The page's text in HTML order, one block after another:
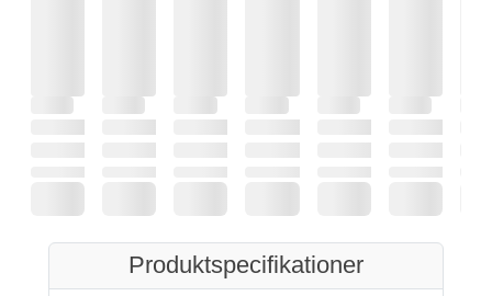
Produktspecifikationer